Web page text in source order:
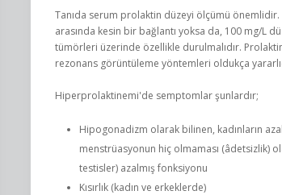
Tanıda serum prolaktin düzeyi ölçümü
arasında kesin bir bağlantı yoksa da, 100 mg/L
tümörleri üzerinde özellikle durulmalıdır.
rezonans görüntüleme yöntemleri oldukça
Hiperprolaktinemi'de semptomlar şunlardır;
Hipogonadizm olarak bilinen, kadınların
menstrüasyonun hiç olmaması (âdetsizlik)
testisler) azalmış fonksiyonu
Kısırlık (kadın ve erkeklerde)